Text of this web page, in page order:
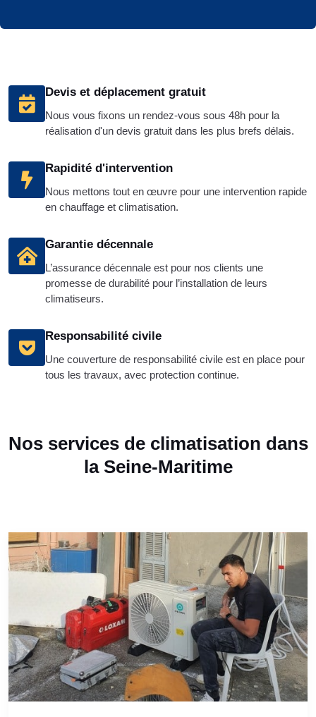
Devis et déplacement gratuit
Nous vous fixons un rendez-vous sous 48h pour la
réalisation d'un devis gratuit dans les plus brefs délais.
Rapidité d'intervention
Nous mettons tout en œuvre pour une intervention rapide
en chauffage et climatisation.
Garantie décennale
L’assurance décennale est pour nos clients une
promesse de durabilité pour l’installation de leurs
climatiseurs.
Responsabilité civile
Une couverture de responsabilité civile est en place pour
tous les travaux, avec protection continue.
Nos services de climatisation dans
la Seine-Maritime